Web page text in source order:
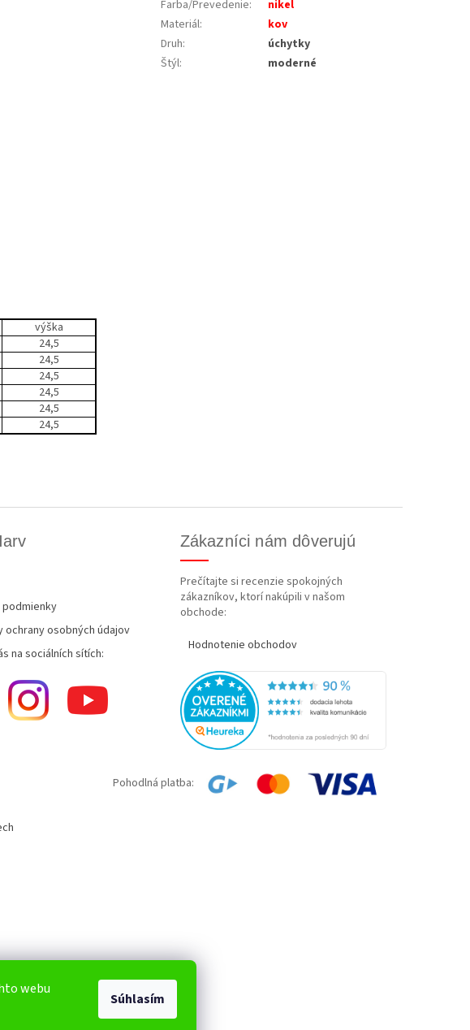
webu
Súhlasím
výška
24,5
24,5
24,5
24,5
24,5
24,5
Farba/Prevedenie:
nikel
Materiál:
kov
Druh:
úchytky
Štýl: moderné
ochrany osobných údajov
na sociálních sítích:
Zákazníci nám dôverujú
Prečítajte si recenzie spokojných
zákazníkov, ktorí nakúpili v našom
obchode:
Hodnotenie obchodov
Pohodlná platba: